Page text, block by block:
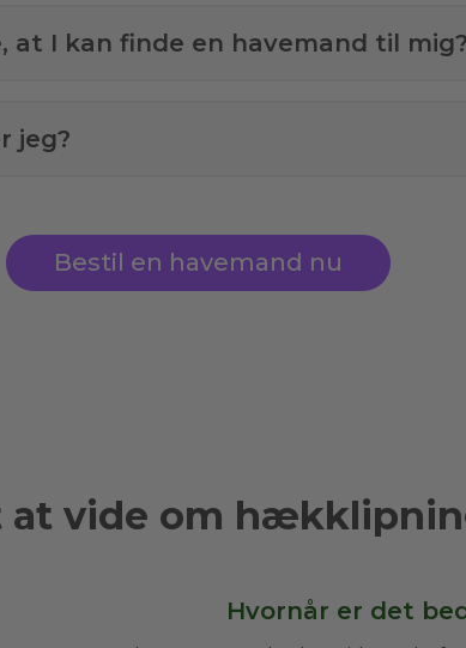
at I kan finde en havemand til
jeg?
Bestil en havemand nu
at vide om
Hvornår er det